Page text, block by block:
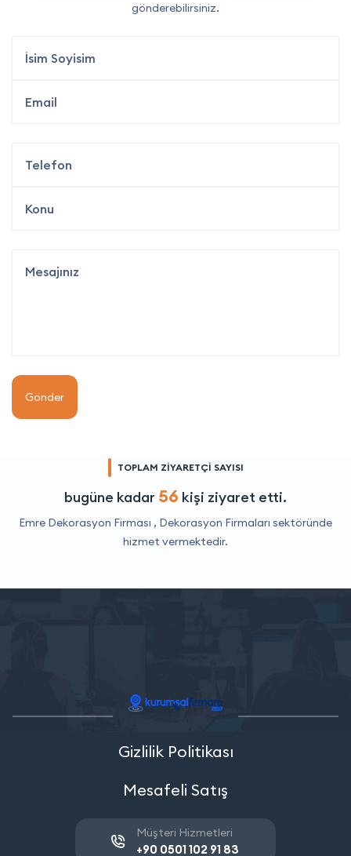
gönderebilirsiniz.
Gönder
TOPLAM ZİYARETÇİ SAYISI
bugüne kadar 56 kişi ziyaret etti.
Emre Dekorasyon Firması , Dekorasyon Firmaları sektöründe
hizmet vermektedir.
Gizlilik Politikası
Mesafeli Satış
Müşteri Hizmetleri
+90 0501 102 91 83